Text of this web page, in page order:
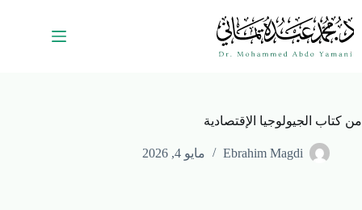
من كتاب الجيولوجيا الإقتصادية
Ebrahim Magdi مايو 4, 2026